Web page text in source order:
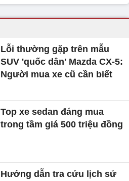
Lỗi thường gặp trên mẫu
SUV 'quốc dân' Mazda CX-5:
Người mua xe cũ cần biết
Top xe sedan đáng mua
trong tầm giá 500 triệu đồng
Hướng dẫn tra cứu lịch sử